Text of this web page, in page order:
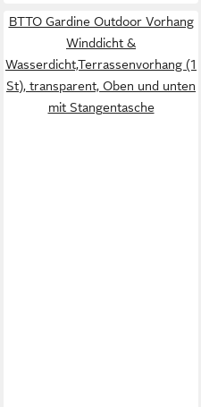
BTTO Gardine Outdoor Vorhang
Winddicht &
Wasserdicht,Terrassenvorhang (1
St), transparent, Oben und unten
mit Stangentasche